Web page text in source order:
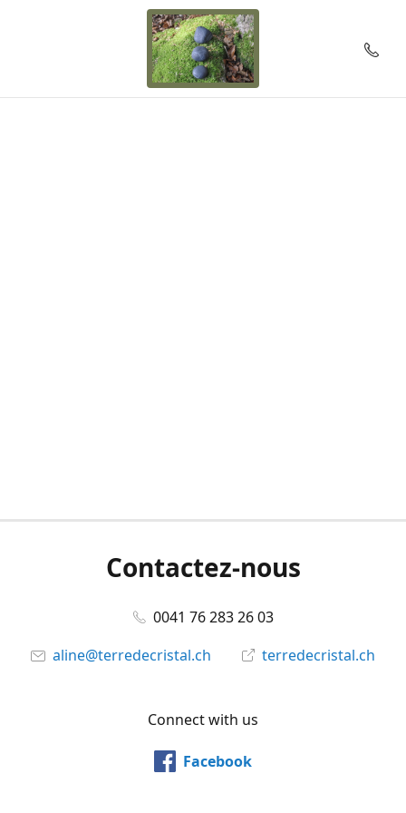
Contactez-nous
0041 76 283 26 03
aline@terredecristal.ch
terredecristal.ch
Connect with us
Facebook